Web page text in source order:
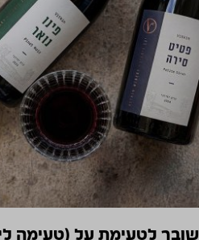
שובר לטעימת על (טעימה